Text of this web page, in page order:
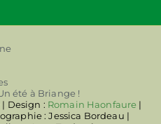
été à Briange !
Design : Romain Haonfaure |
: Jessica Bordeau |